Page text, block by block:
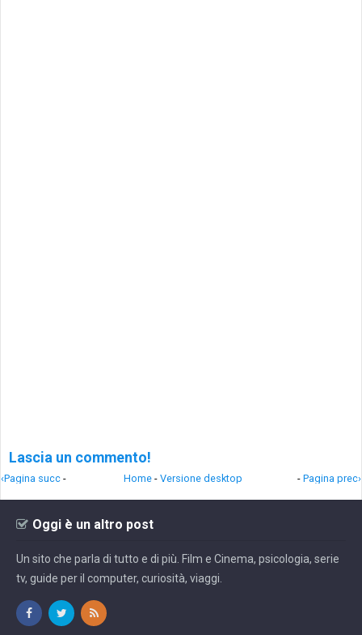
Lascia un commento!
‹Pagina succ - - Pagina prec›
Home - Versione desktop
Oggi è un altro post
Un sito che parla di tutto e di più. Film e Cinema, psicologia, serie
tv, guide per il computer, curiosità, viaggi.